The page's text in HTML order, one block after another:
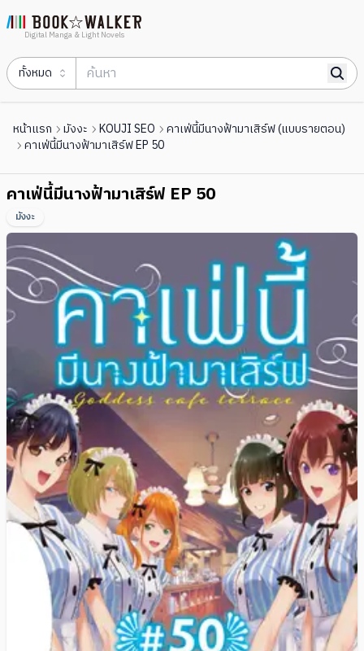
Digital Manga & Light Novels
ทั้งหมด
หน้าแรก มังงะ KOUJI SEO
คาเฟ่นี้มีนางฟ้ามาเสิร์ฟ (แบบรายตอน)
คาเฟ่นี้มีนางฟ้ามาเสิร์ฟ EP 50
คาเฟ่นี้มีนางฟ้ามาเสิร์ฟ EP 50
มังงะ